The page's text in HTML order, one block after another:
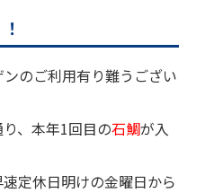
のご利用有り難うござい
、本年1回目の石鯛が入
定休日明けの金曜日から